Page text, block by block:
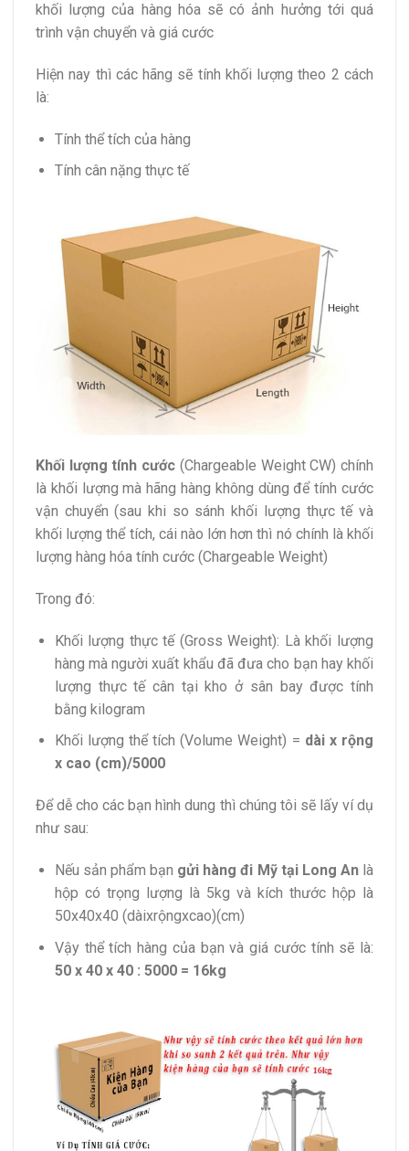
khối lượng của hàng hóa sẽ có ảnh hưởng tới quá
trình vận chuyển và giá cước
Hiện nay thì các hãng sẽ tính khối lượng theo 2 cách
là:
Tính thể tích của hàng
Tính cân nặng thực tế
Khối lượng tính cước (Chargeable Weight CW) chính
là khối lượng mà hãng hàng không dùng để tính cước
vận chuyển (sau khi so sánh khối lượng thực tế và
khối lượng thể tích, cái nào lớn hơn thì nó chính là khối
lượng hàng hóa tính cước (Chargeable Weight)
Trong đó:
Khối lượng thực tế (Gross Weight): Là khối lượng
hàng mà người xuất khẩu đã đưa cho bạn hay khối
lượng thực tế cân tại kho ở sân bay được tính
bằng kilogram
Khối lượng thể tích (Volume Weight) = dài x rộng
x cao (cm)/5000
Để dễ cho các bạn hình dung thì chúng tôi sẽ lấy ví dụ
như sau:
Nếu sản phẩm bạn gửi hàng đi Mỹ tại Long An là
hộp có trọng lượng là 5kg và kích thước hộp là
50x40x40 (dàixrộngxcao)(cm)
Vậy thể tích hàng của bạn và giá cước tính sẽ là:
50 x 40 x 40 : 5000 = 16kg